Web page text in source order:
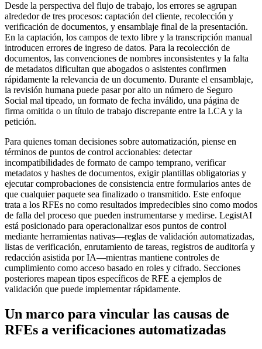
Desde la perspectiva del flujo de trabajo, los errores se agrupan
alrededor de tres procesos: captación del cliente, recolección y
verificación de documentos, y ensamblaje final de la presentación.
En la captación, los campos de texto libre y la transcripción manual
introducen errores de ingreso de datos. Para la recolección de
documentos, las convenciones de nombres inconsistentes y la falta
de metadatos dificultan que abogados o asistentes confirmen
rápidamente la relevancia de un documento. Durante el ensamblaje,
la revisión humana puede pasar por alto un número de Seguro
Social mal tipeado, un formato de fecha inválido, una página de
firma omitida o un título de trabajo discrepante entre la LCA y la
petición.
Para quienes toman decisiones sobre automatización, piense en
términos de puntos de control accionables: detectar
incompatibilidades de formato de campo temprano, verificar
metadatos y hashes de documentos, exigir plantillas obligatorias y
ejecutar comprobaciones de consistencia entre formularios antes de
que cualquier paquete sea finalizado o transmitido. Este enfoque
trata a los RFEs no como resultados impredecibles sino como modos
de falla del proceso que pueden instrumentarse y medirse. LegistAI
está posicionado para operacionalizar esos puntos de control
mediante herramientas nativas—reglas de validación automatizadas,
listas de verificación, enrutamiento de tareas, registros de auditoría y
redacción asistida por IA—mientras mantiene controles de
cumplimiento como acceso basado en roles y cifrado. Secciones
posteriores mapean tipos específicos de RFE a ejemplos de
validación que puede implementar rápidamente.
Un marco para vincular las causas de
RFEs a verificaciones automatizadas